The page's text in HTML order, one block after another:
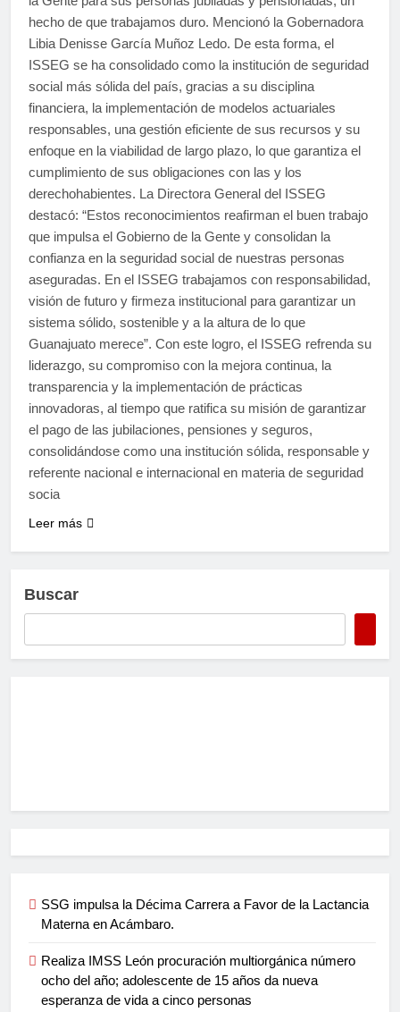
hecho de que trabajamos duro. Mencionó la Gobernadora
Libia Denisse García Muñoz Ledo. De esta forma, el
ISSEG se ha consolidado como la institución de seguridad
social más sólida del país, gracias a su disciplina
financiera, la implementación de modelos actuariales
responsables, una gestión eficiente de sus recursos y su
enfoque en la viabilidad de largo plazo, lo que garantiza el
cumplimiento de sus obligaciones con las y los
derechohabientes. La Directora General del ISSEG
destacó: “Estos reconocimientos reafirman el buen trabajo
que impulsa el Gobierno de la Gente y consolidan la
confianza en la seguridad social de nuestras personas
aseguradas. En el ISSEG trabajamos con responsabilidad,
visión de futuro y firmeza institucional para garantizar un
sistema sólido, sostenible y a la altura de lo que
Guanajuato merece”. Con este logro, el ISSEG refrenda su
liderazgo, su compromiso con la mejora continua, la
transparencia y la implementación de prácticas
innovadoras, al tiempo que ratifica su misión de garantizar
el pago de las jubilaciones, pensiones y seguros,
consolidándose como una institución sólida, responsable y
referente nacional e internacional en materia de seguridad
socia
Leer más
Buscar
SSG impulsa la Décima Carrera a Favor de la Lactancia
Materna en Acámbaro.
Realiza IMSS León procuración multiorgánica número
ocho del año; adolescente de 15 años da nueva
esperanza de vida a cinco personas